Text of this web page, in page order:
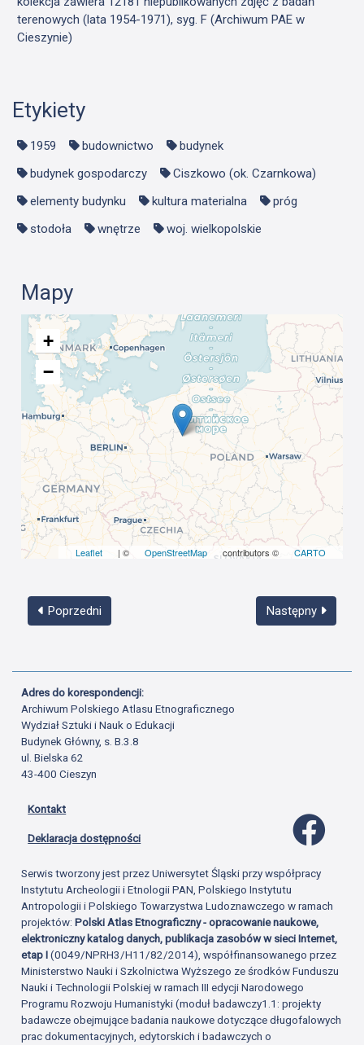
terenowych (lata 1954-1971), syg. F (Archiwum PAE w
Cieszynie)
Etykiety
1959 budownictwo
budynek
budynek gospodarczy
Ciszkowo (ok. Czarnkowa)
elementy budynku
kultura materialna
próg
stodoła
wnętrze woj. wielkopolskie
Mapy
+
−
Leaflet | © OpenStreetMap contributors © CARTO
Poprzedni Następny
Adres do korespondencji:
Archiwum Polskiego Atlasu Etnograficznego
Wydział Sztuki i Nauk o Edukacji
Budynek Główny, s. B.3.8
ul. Bielska 62
43-400 Cieszyn
Kontakt
Deklaracja dostępności
Serwis tworzony jest przez Uniwersytet Śląski przy współpracy
Instytutu Archeologii i Etnologii PAN, Polskiego Instytutu
Antropologii i Polskiego Towarzystwa Ludoznawczego w ramach
projektów:Polski Atlas Etnograficzny - opracowanie naukowe,
elektroniczny katalog danych, publikacja zasobów w sieci Internet,
etap I(0049/NPRH3/H11/82/2014), współfinansowanego przez
Ministerstwo Nauki i Szkolnictwa Wyższego ze środków Funduszu
Nauki i Technologii Polskiej w ramach III edycji Narodowego
Programu Rozwoju Humanistyki (moduł badawczy1.1: projekty
badawcze obejmujące badania naukowe dotyczące długofalowych
prac dokumentacyjnych, edytorskich i badawczych o